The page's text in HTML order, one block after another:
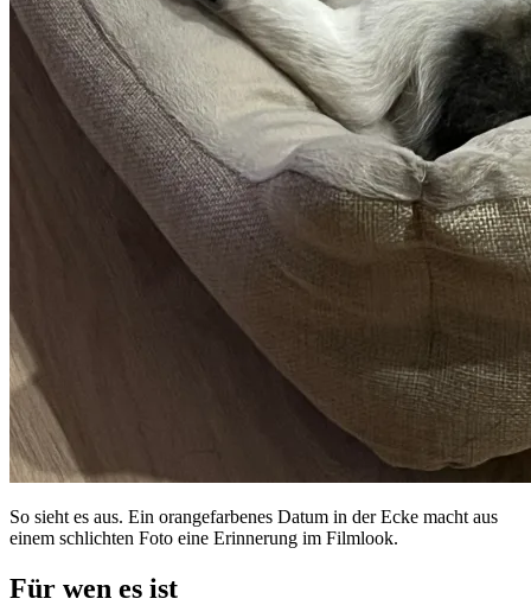
So sieht es aus. Ein orangefarbenes Datum in der Ecke macht aus
einem schlichten Foto eine Erinnerung im Filmlook.
Für wen es ist